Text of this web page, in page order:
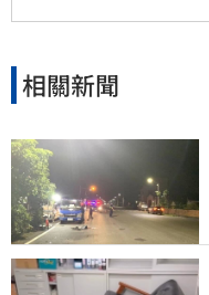
相關新聞